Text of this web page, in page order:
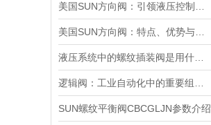
SUN螺纹平衡阀CBCGLJN参数介绍